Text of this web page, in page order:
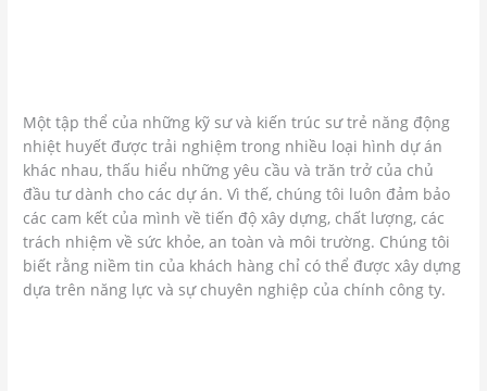
Một tập thể của những kỹ sư và kiến trúc sư trẻ năng động
nhiệt huyết được trải nghiệm trong nhiều loại hình dự án
khác nhau, thấu hiểu những yêu cầu và trăn trở của chủ
đầu tư dành cho các dự án. Vì thế, chúng tôi luôn đảm bảo
các cam kết của mình về tiến độ xây dựng, chất lượng, các
trách nhiệm về sức khỏe, an toàn và môi trường. Chúng tôi
biết rằng niềm tin của khách hàng chỉ có thể được xây dựng
dựa trên năng lực và sự chuyên nghiệp của chính công ty.